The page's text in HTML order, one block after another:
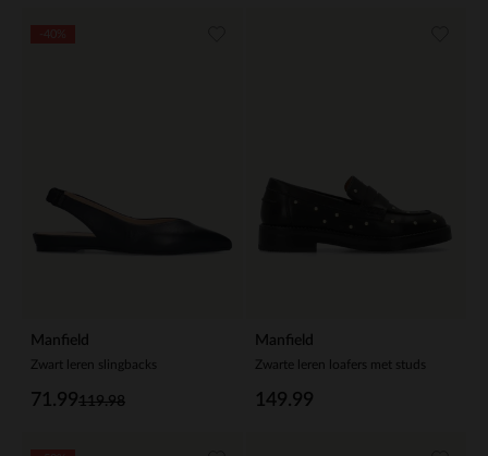
Manfield
Zwart leren slingbacks
119.98
71.99
Manfield
Zwarte leren loafers met studs
149.99